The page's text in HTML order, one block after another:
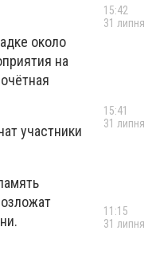
около
на
участники
15:42
31 липня
15:41
31 липня
11:15
31 липня